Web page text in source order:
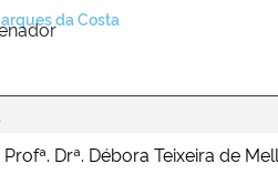
da Costa
Profª. Drª. Débora Teixeira de